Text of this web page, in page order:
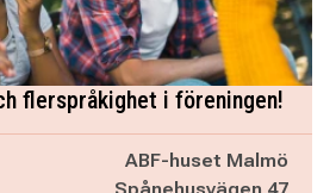
flerspråkighet i föreningen!
ABF-huset Malmö